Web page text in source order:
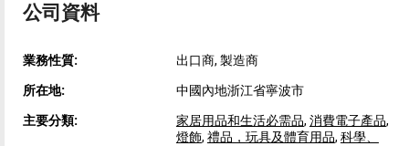
公司資料
業務性質: 出口商, 製造商
所在地: 中國內地浙江省寧波市
主要分類: 家居用品和生活必需品, 消費電子產品,
燈飾, 禮品，玩具及體育用品, 科學、